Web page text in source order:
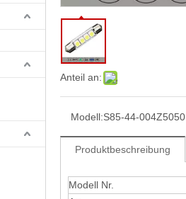
Anteil an:
Modell:S85-44-004Z5050
Produktbeschreibung
Modell Nr.